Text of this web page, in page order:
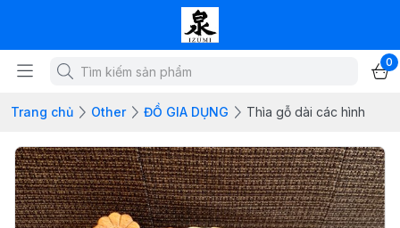
0
Trang chủ Other ĐỒ GIA DỤNG Thìa gỗ dài các hình